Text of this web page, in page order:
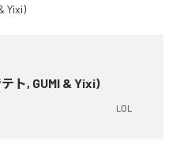
ト, GUMI & Yixi)
LOL